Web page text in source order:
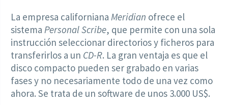
La empresa californiana Meridian ofrece el
sistema Personal Scribe, que permite con una sola
instrucción seleccionar directorios y ficheros para
transferirlos a un CD-R. La gran ventaja es que el
disco compacto pueden ser grabado en varias
fases y no necesariamente todo de una vez como
ahora. Se trata de un software de unos 3.000 US$.